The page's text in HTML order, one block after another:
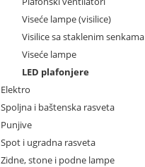
Viseće lampe (visilice)
Visilice sa staklenim senkama
Viseće lampe
LED plafonjere
Elektro
Spoljna i baštenska rasveta
Punjive
Spot i ugradna rasveta
Zidne, stone i podne lampe